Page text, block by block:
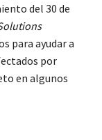
del 30 de
para ayudar a
por
en algunos